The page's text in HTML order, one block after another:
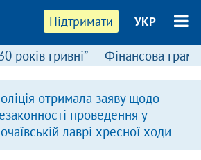
Підтримати УКР
років гривні” Фінансова
отримала заяву щодо
проведення у
лаврі хресної ходи